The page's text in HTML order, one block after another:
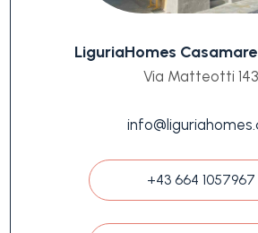
LiguriaHomes
Via Matteotti 143
+43 664 1057967